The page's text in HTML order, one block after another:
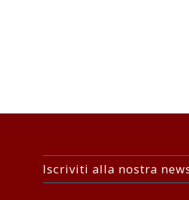
Iscriviti alla nostra